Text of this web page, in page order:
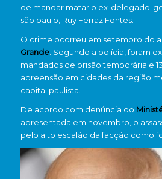
de mandar matar o ex-delegado-
são paulo, Ruy Ferraz Fontes.
O crime ocorreu em setembro do
Grande. Segundo a polícia, foram
mandados de prisão temporária e
apreensão em cidades da região
capital paulista.
De acordo com denúncia do
apresentada em novembro, o
pelo alto escalão da facção como